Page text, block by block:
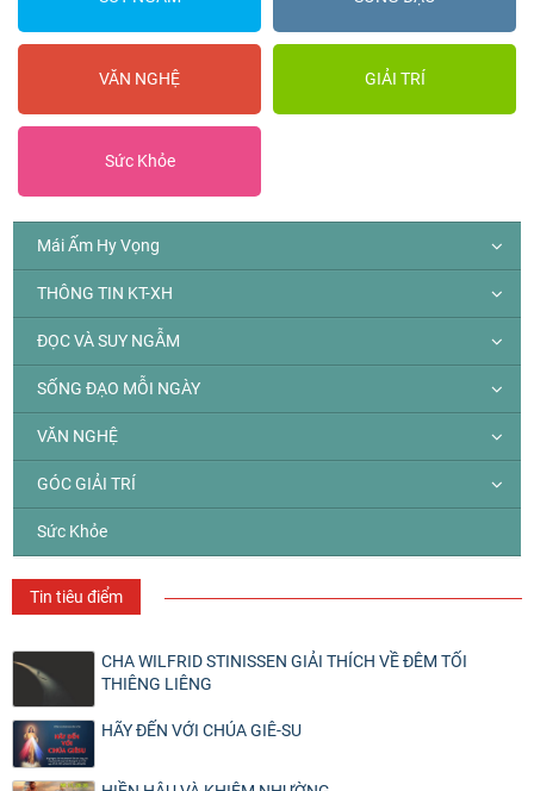
VĂN NGHỆ GIẢI TRÍ
Sức Khỏe
Mái Ấm Hy Vọng
THÔNG TIN KT-XH
ĐỌC VÀ SUY NGẪM
SỐNG ĐẠO MỖI NGÀY
VĂN NGHỆ
GÓC GIẢI TRÍ
Sức Khỏe
Tin tiêu điểm
CHA WILFRID STINISSEN GIẢI THÍCH VỀ ĐÊM TỐI
THIÊNG LIÊNG
HÃY ĐẾN VỚI CHÚA GIÊ-SU